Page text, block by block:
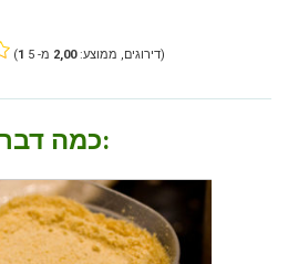
(1 דירוגים, ממוצע:2,00 מ- 5)
כמה דברים מעניינים יותר: